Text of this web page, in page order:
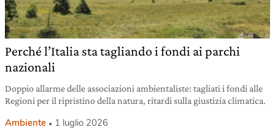
Perché l’Italia sta tagliando i fondi ai parchi
nazionali
Doppio allarme delle associazioni ambientaliste: tagliati i fondi alle
Regioni per il ripristino della natura, ritardi sulla giustizia climatica.
Ambiente 1 luglio 2026